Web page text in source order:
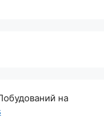
на